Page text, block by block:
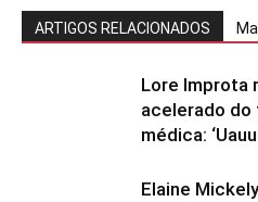
ARTIGOS RELACIONADOS
Lore Improta
acelerado do
médica:
Elaine